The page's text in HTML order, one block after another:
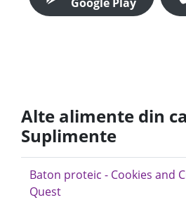
Alte alimente din
Suplimente
Baton proteic - Cookies and
Quest